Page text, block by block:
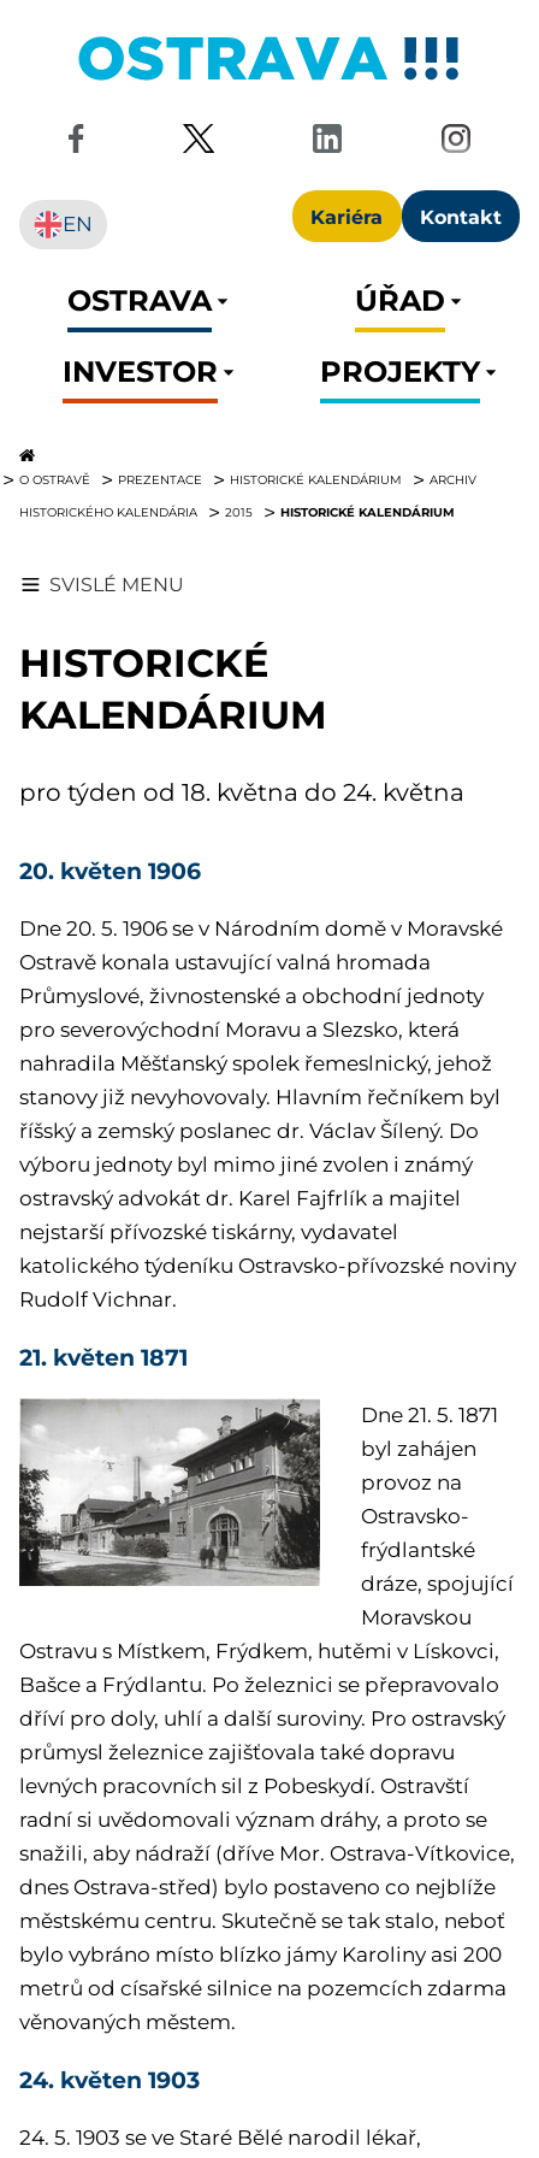
Kariéra Kontakt
EN
OSTRAVA
ÚŘAD
INVESTOR
PROJEKTY
O OSTRAVĚ PREZENTACE HISTORICKÉ KALENDÁRIUM ARCHIV
HISTORICKÉHO KALENDÁRIA 2015 HISTORICKÉ KALENDÁRIUM
SVISLÉ MENU
HISTORICKÉ
KALENDÁRIUM
pro týden od 18. května do 24. května
20. květen 1906
Dne 20. 5. 1906 se v Národním domě v Moravské
Ostravě konala ustavující valná hromada
Průmyslové, živnostenské a obchodní jednoty
pro severovýchodní Moravu a Slezsko, která
nahradila Měšťanský spolek řemeslnický, jehož
stanovy již nevyhovovaly. Hlavním řečníkem byl
říšský a zemský poslanec dr. Václav Šílený. Do
výboru jednoty byl mimo jiné zvolen i známý
ostravský advokát dr. Karel Fajfrlík a majitel
nejstarší přívozské tiskárny, vydavatel
katolického týdeníku Ostravsko-přívozské noviny
Rudolf Vichnar.
21. květen 1871
Dne 21. 5. 1871
byl zahájen
provoz na
Ostravsko-
frýdlantské
dráze, spojující
Moravskou
Ostravu s Místkem, Frýdkem, hutěmi v Lískovci,
Bašce a Frýdlantu. Po železnici se přepravovalo
dříví pro doly, uhlí a další suroviny. Pro ostravský
průmysl železnice zajišťovala také dopravu
levných pracovních sil z Pobeskydí. Ostravští
radní si uvědomovali význam dráhy, a proto se
snažili, aby nádraží (dříve Mor. Ostrava-Vítkovice,
dnes Ostrava-střed) bylo postaveno co nejblíže
městskému centru. Skutečně se tak stalo, neboť
bylo vybráno místo blízko jámy Karoliny asi 200
metrů od císařské silnice na pozemcích zdarma
věnovaných městem.
24. květen 1903
24. 5. 1903 se ve Staré Bělé narodil lékař,